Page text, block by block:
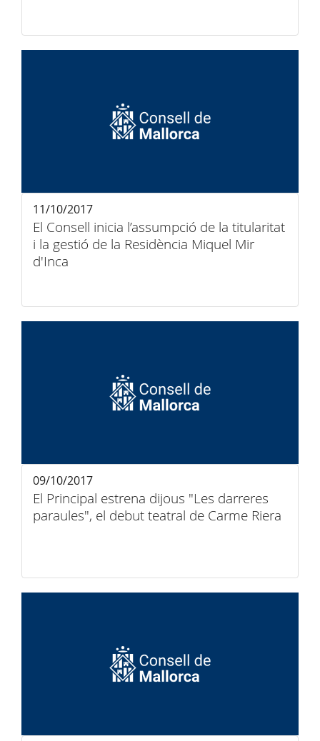
El Consell inicia l’assumpció de la titularitat
i la gestió de la Residència Miquel Mir
d'Inca
11/10/2017
El Principal estrena dijous "Les darreres
paraules", el debut teatral de Carme Riera
09/10/2017